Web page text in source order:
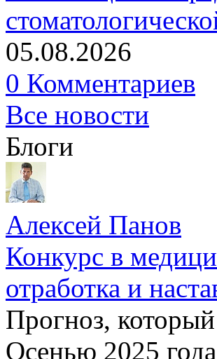
05.08.2026
0 Комментариев
Все новости
Блоги
Алексей Панов
Конкурс в
отработка и
Прогноз,
Осенью 2025